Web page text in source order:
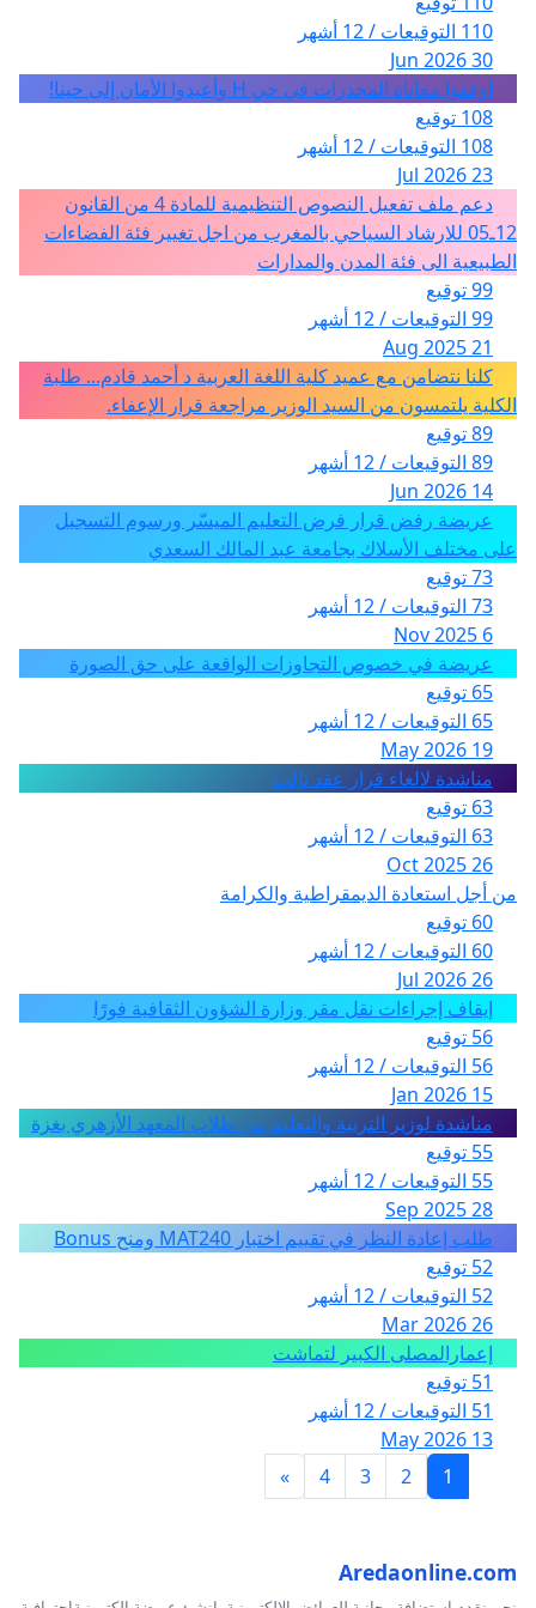
110 التوقيعات / 12 أشهر
30 Jun 2026
أوقفوا معاناة المخدرات في حي H وأعيدوا الأمان إلى حينا!
108 توقيع
108 التوقيعات / 12 أشهر
23 Jul 2026
دعم ملف تفعيل النصوص التنظيمية للمادة 4 من القانون
12ـ05 للارشاد السياحي بالمغرب من اجل تغيير فئة الفضاءات
الطبيعية الى فئة المدن والمدارات
99 توقيع
99 التوقيعات / 12 أشهر
21 Aug 2025
كلنا نتضامن مع عميد كلية اللغة العربية د أحمد قادم... طلبة
الكلية يلتمسون من السيد الوزير مراجعة قرار الإعفاء.
89 توقيع
89 التوقيعات / 12 أشهر
14 Jun 2026
عريضة رفض قرار فرض التعليم الميسّر ورسوم التسجيل
على مختلف الأسلاك بجامعة عبد المالك السعدي
73 توقيع
73 التوقيعات / 12 أشهر
6 Nov 2025
عريضة في خصوص التجاوزات الواقعة على حق الصورة
65 توقيع
65 التوقيعات / 12 أشهر
19 May 2026
مناشدة لالغاء قرار عقد ثالث
63 توقيع
63 التوقيعات / 12 أشهر
26 Oct 2025
من أجل استعادة الديمقراطية والكرامة
60 توقيع
60 التوقيعات / 12 أشهر
26 Jul 2026
إيقاف إجراءات نقل مقر وزارة الشؤون الثقافية فورًا
56 توقيع
56 التوقيعات / 12 أشهر
15 Jan 2026
مناشدة لوزير التربية والتعليم من طلاب المعهد الأزهري بغزة
55 توقيع
55 التوقيعات / 12 أشهر
28 Sep 2025
طلب إعادة النظر في تقييم اختبار MAT240 ومنح Bonus
52 توقيع
52 التوقيعات / 12 أشهر
26 Mar 2026
إعمارالمصلى الكبير لتماشت
51 توقيع
51 التوقيعات / 12 أشهر
13 May 2026
1
2
3
4
»
Aredaonline.com